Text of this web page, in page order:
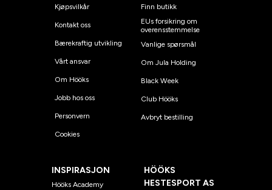
Kjøpsvilkår
Kontakt oss
Bærekraftig utvikling
Vårt ansvar
Om Hööks
Jobb hos oss
Personvern
Cookies
Finn butikk
EUs forsikring om
overensstemmelse
Vanlige spørsmål
Om Jula Holding
Black Week
Club Hööks
Avbryt bestilling
INSPIRASJON
Hööks Academy
HÖÖKS
HESTESPORT AS